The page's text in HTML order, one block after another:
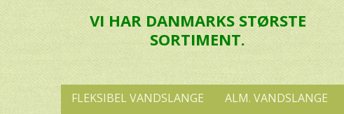
VI HAR DANMARKS STØRSTE
SORTIMENT.
FLEKSIBEL VANDSLANGE ALM. VANDSLANGE